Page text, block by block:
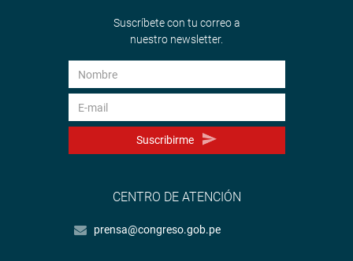
Suscríbete con tu correo a
nuestro newsletter.
Suscribirme
CENTRO DE ATENCIÓN
prensa@congreso.gob.pe